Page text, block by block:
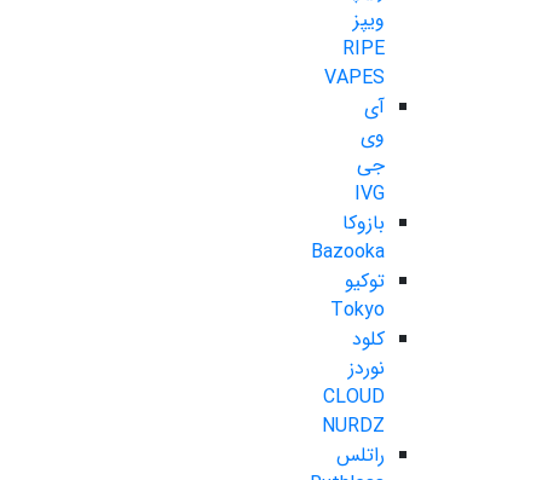
ویپز
RIPE
VAPES
آی
وی
جی
IVG
بازوکا
Bazooka
توکیو
Tokyo
کلود
نوردز
CLOUD
NURDZ
راتلس